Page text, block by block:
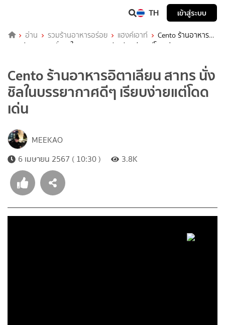
TH เข้าสู่ระบบ
อ่าน รวมร้านอาหารอร่อย แฮงค์เอาท์
Cento ร้านอาหาร
อิตาเลียน สาทร นั่งชิลในบรรยากาศดีๆ เรียบง่ายแต่โดดเด่น
Cento ร้านอาหารอิตาเลียน สาทร นั่ง
ชิลในบรรยากาศดีๆ เรียบง่ายแต่โดด
เด่น
MEEKAO
6 เมษายน 2567 ( 10:30 )
3.8K